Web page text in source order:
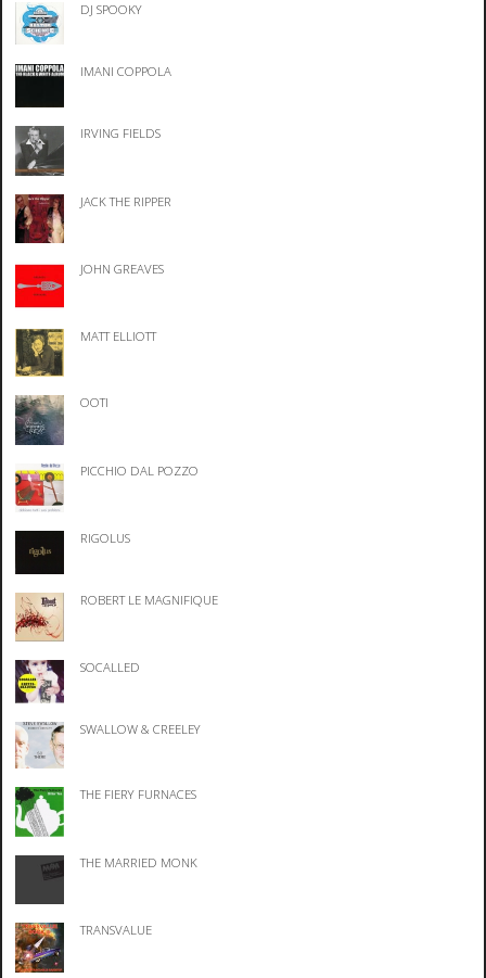
DJ SPOOKY
IMANI COPPOLA
IRVING FIELDS
JACK THE RIPPER
JOHN GREAVES
MATT ELLIOTT
OOTI
PICCHIO DAL POZZO
RIGOLUS
ROBERT LE MAGNIFIQUE
SOCALLED
SWALLOW & CREELEY
THE FIERY FURNACES
THE MARRIED MONK
TRANSVALUE